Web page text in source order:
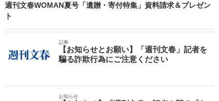
週刊文春WOMAN夏号「遺贈・寄付特集」資料請求＆プレゼン
ト
記事
【お知らせとお願い】「週刊文春」記者を
騙る詐欺行為にご注意ください
お知らせ